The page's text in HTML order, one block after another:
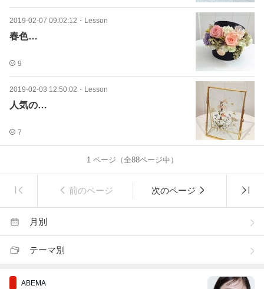
2019-02-07 09:02:12 ・ Lesson
春色…
9
2019-02-03 12:50:02 ・ Lesson
人気の…
7
1ページ（全88ページ中）
前のページ 次のページ
月別
テーマ別
ABEMA